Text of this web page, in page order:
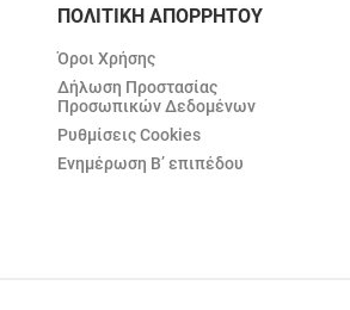
ΠΟΛΙΤΙΚΗ ΑΠΟΡΡΗΤΟΥ
Όροι Χρήσης
Δήλωση Προστασίας
Προσωπικών Δεδομένων
Ρυθμίσεις Cookies
Ενημέρωση Β’ επιπέδου